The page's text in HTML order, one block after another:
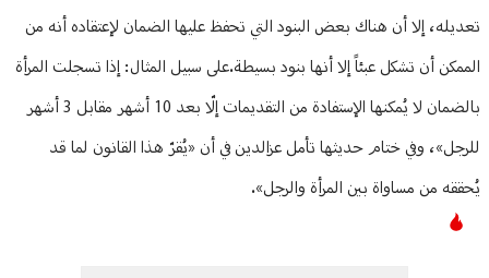
تعديله، إلا أن هناك بعض البنود التي تحفظ عليها الضمان لإعتقاده أنه من
الممكن أن تشكل عبئاً إلا أنها بنود بسيطة.على سبيل المثال: إذا تسجلت المرأة
بالضمان لا يُمكنها الإستفادة من التقديمات إلّا بعد 10 أشهر مقابل 3 أشهر
للرجل»، وفي ختام حديثها تأمل عزالدين في أن «يُقرّ هذا القانون لما قد
يُحققه من مساواة بين المرأة والرجل».